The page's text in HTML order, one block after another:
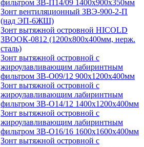
фильтром ЗВ-П14/09 1400х900х350мм
Зонт вентиляционный ЗВЭ-900-2-П
(над ЭП-6ЖШ)
Зонт вытяжной островной HICOLD
ЗВООК-0812 (1200х800x400мм, нерж.
сталь)
Зонт вытяжной островной с
жироулавливающим лабиринтным
фильтром ЗВ-О09/12 900х1200х400мм
Зонт вытяжной островной с
жироулавливающим лабиринтным
фильтром ЗВ-О14/12 1400х1200х400мм
Зонт вытяжной островной с
жироулавливающим лабиринтным
фильтром ЗВ-О16/16 1600х1600х400мм
Зонт вытяжной островной с